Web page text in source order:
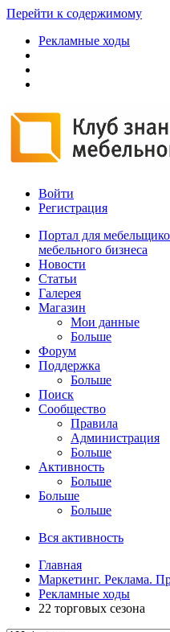
Перейти к содержимому
Рекламные ходы
Войти
Регистрация
Портал для
мебельного бизнеса
Новости
Статьи
Галерея
Магазин
Мои данные
Больше
Форум
Поддержка
Больше
Поиск
Сообщество
Правила
Администрация
Больше
Активность
Больше
Больше
Больше
Вся активность
Главная
Маркетинг. Реклама.
Рекламные ходы
22 торговых сезона